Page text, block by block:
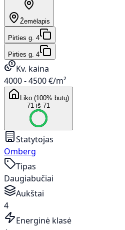
Žemėlapis
Pirties g. 4
Pirties g. 4
Kv. kaina
4000 - 4500 €/m²
Liko (100% butų)
71 iš 71
Statytojas
Omberg
Tipas
Daugiabučiai
Aukštai
4
Energinė klasė